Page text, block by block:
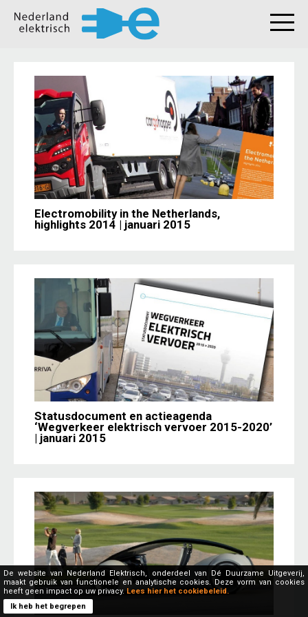
Electromobility in the Netherlands,
highlights 2014 | januari 2015
Statusdocument en actieagenda
‘Wegverkeer elektrisch vervoer 2015-2020’
| januari 2015
De website van Nederland Elektrisch, onderdeel van Dé Duurzame Uitgeverij,
maakt gebruik van functionele en analytische cookies. Deze vorm van cookies
heeft geen impact op uw privacy. Lees hier het cookiebeleid.
Ik heb het begrepen